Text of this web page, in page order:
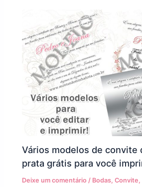
Vários modelos de convite
prata grátis para você
Deixe um comentário / Bodas,Convite,